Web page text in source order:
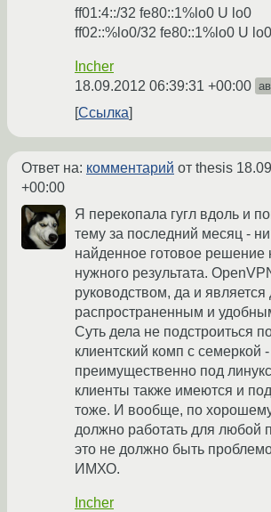
ff01:4::/32 fe80::1%lo0 U lo0
ff02::%lo0/32 fe80::1%lo0 U lo0
Incher
18.09.2012 06:39:31 +00:00
Ссылка
Ответ на: комментарий от thesis
+00:00
Я перекопала гугл вдоль и
тему за последний месяц -
найденное готовое решение
нужного результата.
руководством, да и является
распространенным и
Суть дела не подстроиться
клиентский комп с семеркой
преимущественно под
клиенты также имеются и
тоже. И вообще, по
должно работать для любой
это не должно быть
ИМХО.
Incher